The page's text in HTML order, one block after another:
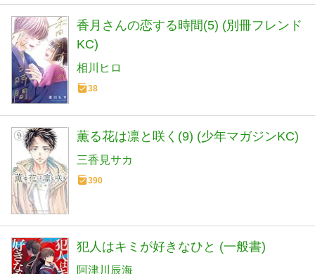
香月さんの恋する時間(5) (別冊フレンド
KC)
相川ヒロ
38
薫る花は凛と咲く(9) (少年マガジンKC)
三香見サカ
390
犯人はキミが好きなひと (一般書)
阿津川辰海